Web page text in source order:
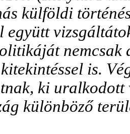
külföldi
együtt
nemcsak
is.
ki
különböző